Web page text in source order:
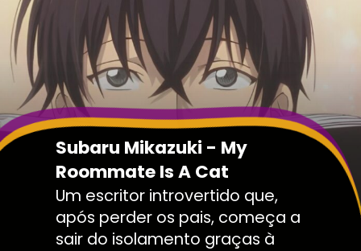
Subaru Mikazuki - My
Roommate Is A Cat
Um escritor introvertido que,
após perder os pais, começa a
sair do isolamento graças à